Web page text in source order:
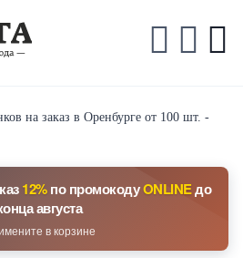
на заказ в Оренбурге от 100 шт. -
12%по промокодуONLINEдо
августа
в корзине